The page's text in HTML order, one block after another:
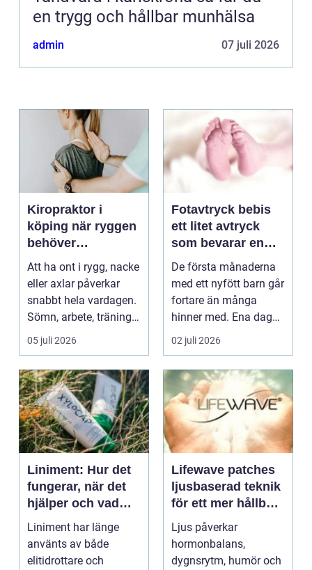
en trygg och hållbar munhälsa
admin 07 juli 2026
Kiropraktor i
köping när ryggen
behöver
professionell hjälp
Att ha ont i rygg, nacke
eller axlar påverkar
snabbt hela vardagen.
Sömn, arbete, träning
och humör ...
05 juli 2026
Fotavtryck bebis
ett litet avtryck
som bevarar en
stor stund
De första månaderna
med ett nyfött barn går
fortare än många
hinner med. Ena dagen
ryms hela foten i...
02 juli 2026
Liniment: Hur det
fungerar, när det
hjälper och vad
man bör tänka på
Liniment har länge
använts av både
elitidrottare och
Lifewave patches
ljusbaserad teknik
för ett mer hållbart
välbefinnande
Ljus påverkar
hormonbalans,
dygnsrytm, humör och